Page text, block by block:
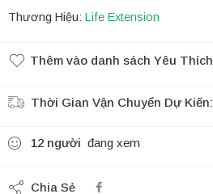
Thương Hiệu: Life Extension
Thêm vào danh sách Yêu Thích
Thời Gian Vận Chuyển Dự Kiến:
12 người đang xem
Chia Sẻ